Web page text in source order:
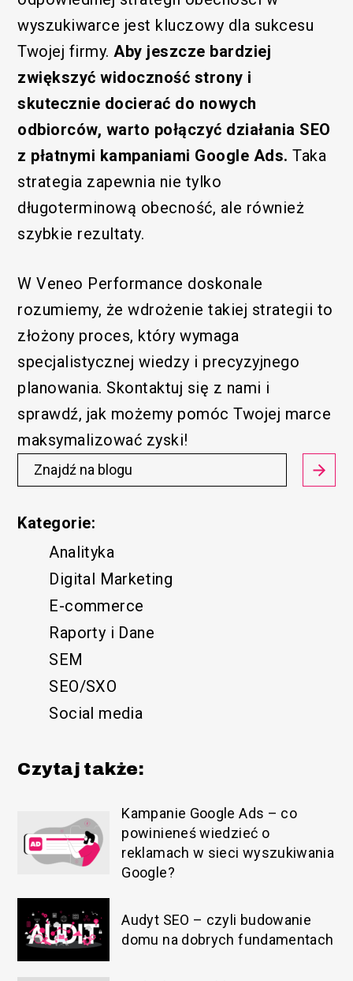
wyszukiwarce jest kluczowy dla sukcesu
Twojej firmy.Aby jeszcze bardziej
zwiększyć widoczność strony i
skutecznie docierać do nowych
odbiorców, warto połączyć działania SEO
z płatnymi kampaniami Google Ads.Taka
strategia zapewnia nie tylko
długoterminową obecność, ale również
szybkie rezultaty.
W Veneo Performance doskonale
rozumiemy, że wdrożenie takiej strategii to
złożony proces, który wymaga
specjalistycznej wiedzy i precyzyjnego
planowania. Skontaktuj się z nami i
sprawdź, jak możemy pomóc Twojej marce
maksymalizować zyski!
Kategorie:
Analityka
Digital Marketing
E-commerce
Raporty i Dane
SEM
SEO/SXO
Social media
Czytaj także:
Kampanie Google Ads – co
powinieneś wiedzieć o
reklamach w sieci wyszukiwania
Google?
Audyt SEO – czyli budowanie
domu na dobrych fundamentach